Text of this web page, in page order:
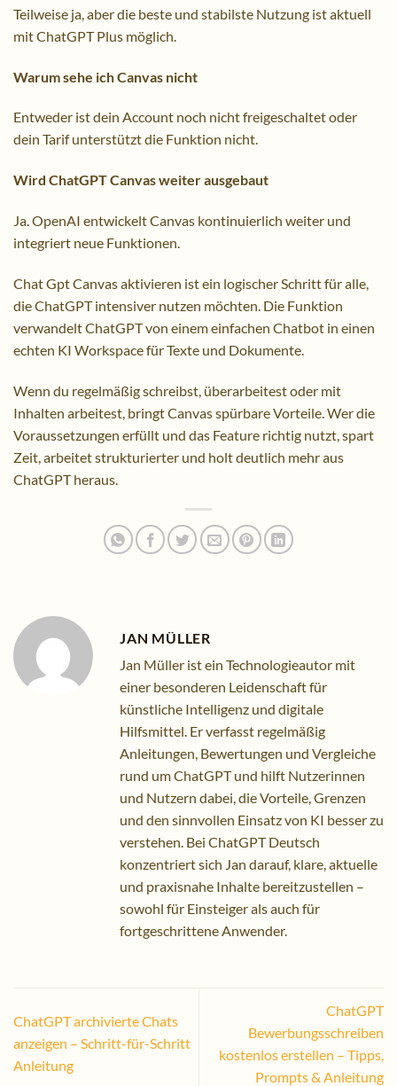
Teilweise ja, aber die beste und stabilste Nutzung ist aktuell
mit ChatGPT Plus möglich.
Warum sehe ich Canvas nicht
Entweder ist dein Account noch nicht freigeschaltet oder
dein Tarif unterstützt die Funktion nicht.
Wird ChatGPT Canvas weiter ausgebaut
Ja. OpenAI entwickelt Canvas kontinuierlich weiter und
integriert neue Funktionen.
Chat Gpt Canvas aktivieren ist ein logischer Schritt für alle,
die ChatGPT intensiver nutzen möchten. Die Funktion
verwandelt ChatGPT von einem einfachen Chatbot in einen
echten KI Workspace für Texte und Dokumente.
Wenn du regelmäßig schreibst, überarbeitest oder mit
Inhalten arbeitest, bringt Canvas spürbare Vorteile. Wer die
Voraussetzungen erfüllt und das Feature richtig nutzt, spart
Zeit, arbeitet strukturierter und holt deutlich mehr aus
ChatGPT heraus.
JAN MÜLLER
Jan Müller ist ein Technologieautor mit
einer besonderen Leidenschaft für
künstliche Intelligenz und digitale
Hilfsmittel. Er verfasst regelmäßig
Anleitungen, Bewertungen und Vergleiche
rund um ChatGPT und hilft Nutzerinnen
und Nutzern dabei, die Vorteile, Grenzen
und den sinnvollen Einsatz von KI besser zu
verstehen. Bei ChatGPT Deutsch
konzentriert sich Jan darauf, klare, aktuelle
und praxisnahe Inhalte bereitzustellen –
sowohl für Einsteiger als auch für
fortgeschrittene Anwender.
ChatGPT archivierte Chats
anzeigen – Schritt-für-Schritt
Anleitung
ChatGPT
Bewerbungsschreiben
kostenlos erstellen – Tipps,
Prompts & Anleitung